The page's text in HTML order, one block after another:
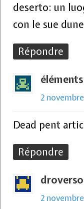
deserto: un
con le sue
Répondre
éléments
2
Dead pent
Répondre
2